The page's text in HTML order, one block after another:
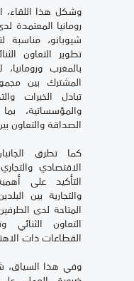
وشكل هذا اللقاء،
رومانيا المعتمدة
شيوبانو،
تطوير التعاون
بالمغرب
المشترك بين
تبادل الخبرات
والمؤسساتية،
الصداقة والتعاون
كما تطرق
الاقتصادي
التأكيد على
والتجارية بين
المتاحة لدى
التعاون
القطاعات ذات
وفي هذا السياق،